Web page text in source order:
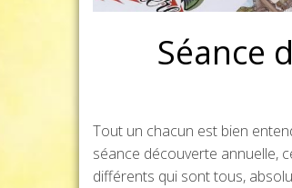
Séance
Tout un chacun est bien
séance découverte annuelle,
différents qui sont tous,